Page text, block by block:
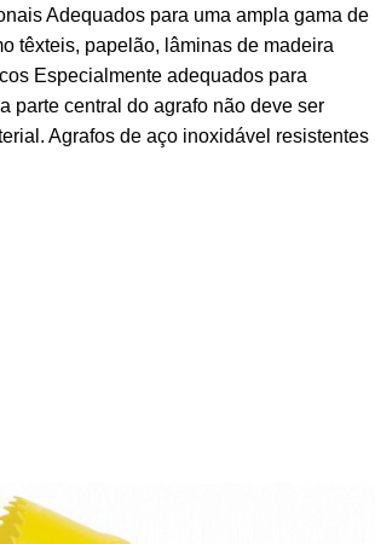
Adequados para uma ampla gama de
têxteis, papelão, lâminas de madeira
Especialmente adequados para
parte central do agrafo não deve ser
Agrafos de aço inoxidável resistentes